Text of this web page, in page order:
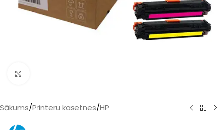
Sākums/Printeru kasetnes/HP